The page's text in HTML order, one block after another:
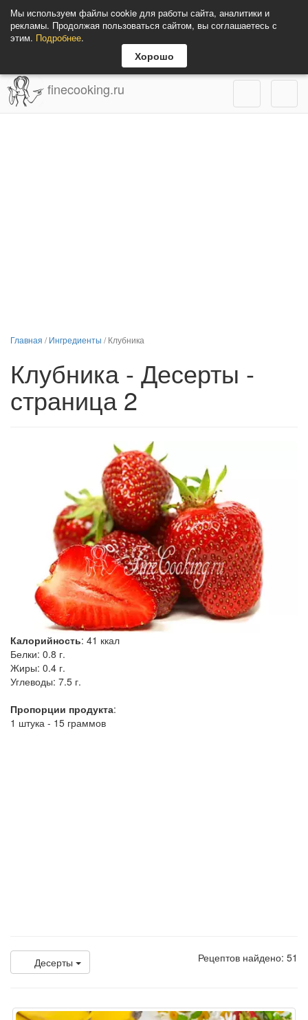
Мы используем файлы cookie для работы сайта, аналитики и
рекламы. Продолжая пользоваться сайтом, вы соглашаетесь с
этим. Подробнее.
Хорошо
finecooking.ru
Главная /Ингредиенты /Клубника
Клубника - Десерты -
страница 2
Калорийность: 41 ккал
Белки: 0.8 г.
Жиры: 0.4 г.
Углеводы: 7.5 г.
Пропорции продукта:
1 штука - 15 граммов
Десерты Рецептов найдено: 51